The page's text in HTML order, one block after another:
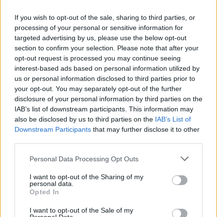
If you wish to opt-out of the sale, sharing to third parties, or
processing of your personal or sensitive information for
targeted advertising by us, please use the below opt-out
section to confirm your selection. Please note that after your
opt-out request is processed you may continue seeing
interest-based ads based on personal information utilized by
us or personal information disclosed to third parties prior to
your opt-out. You may separately opt-out of the further
disclosure of your personal information by third parties on the
IAB’s list of downstream participants. This information may
also be disclosed by us to third parties on the IAB’s List of
Downstream Participants that may further disclose it to other
Personal Data Processing Opt Outs
I want to opt-out of the Sharing of my
personal data.
Opted In
I want to opt-out of the Sale of my
vrcholně cyničtí, neboť okrádají své bližní o zisk a po trestněprávní
stránce přitom vůbec nic neriskují.
Hrou k odpovědnosti
1.12.1998 | Kateřina Ondřejová
Celkem 101 konkrétních her je zde rozděleno do tří částí a osmi
kapitol. I když je tato kniha určena především pro učitele a
vychovatele dětí od deseti let a mládeže, kteří chtějí posílit
sebedůvěru žáků a pomoci jim přijmout odpovědnost za své
názory i práci, najde v ní zajímavá doporučení každý, kdo chce
vyrůst v silnou a zodpovědnou osobnost.
Dřevo krásných stromů
1.11.1998 | Karel Stibral
oči přesvědčit při shlédnutí výborné výstavy Dřevo krásných
stromů v Národním muzeu. Řezbář Martin Patřičný (1955) zde
mnoha zajímavými způsoby nejenom ukazuje, ale i učí, jak se